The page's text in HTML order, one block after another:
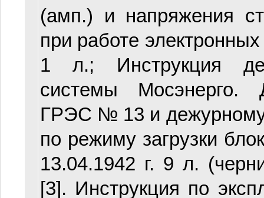
(амп.) и напряжения
при работе
1 л.; Инструкция
системы Мосэнерго.
ГРЭС № 13 и
по режиму загрузки
13.04.1942 г. 9 л.
[3]. Инструкция по